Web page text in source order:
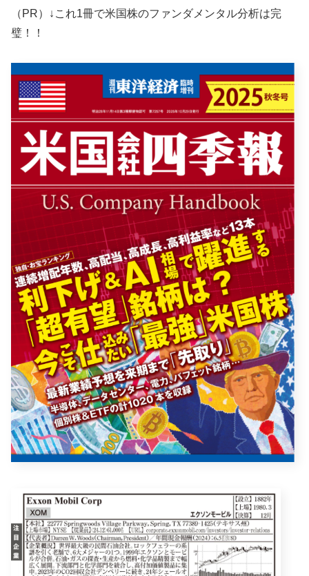
（PR）↓これ1冊で米国株のファンダメンタル分析は完
璧！！